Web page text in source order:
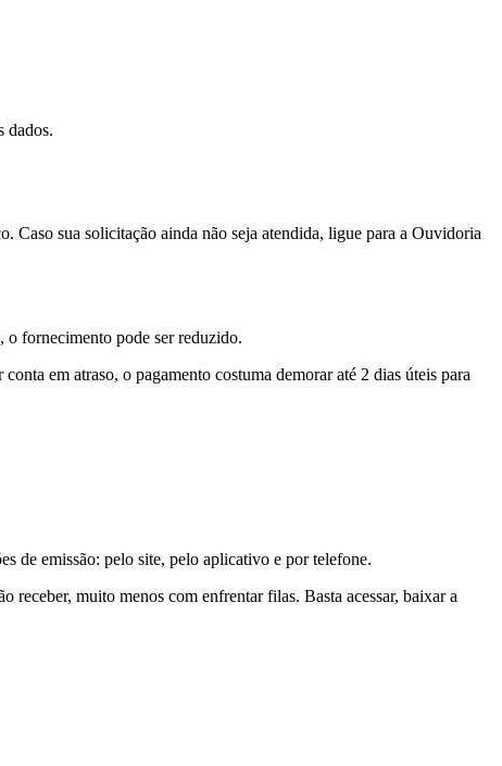
dados.
Caso sua solicitação ainda não seja atendida, ligue para a Ouvidoria
o fornecimento pode ser reduzido.
em atraso, o pagamento costuma demorar até 2 dias úteis para
de emissão: pelo site, pelo aplicativo e por telefone.
receber, muito menos com enfrentar filas. Basta acessar, baixar a